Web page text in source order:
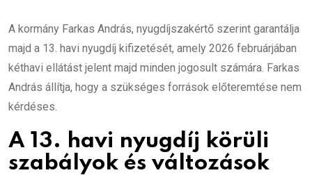
A kormány Farkas András, nyugdíjszakértő szerint garantálja
majd a 13. havi nyugdíj kifizetését, amely 2026 februárjában
kéthavi ellátást jelent majd minden jogosult számára. Farkas
András állítja, hogy a szükséges források előteremtése nem
kérdéses.
A 13. havi nyugdíj körüli
szabályok és változások